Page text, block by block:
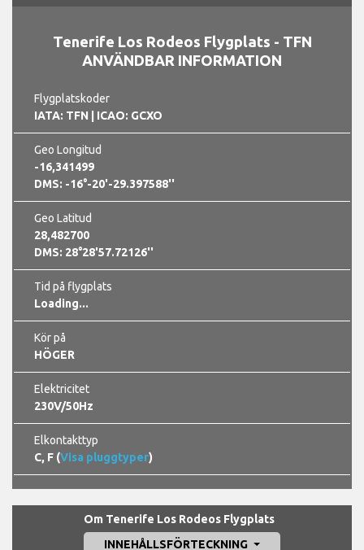
Tenerife Los Rodeos Flygplats - TFN
ANVÄNDBAR INFORMATION
Flygplatskoder
IATA: TFN
| ICAO: GCXO
Geo Longitud
-16,341499
DMS: -16°-20'-29.397588''
Geo Latitud
28,482700
DMS: 28°28'57.72126''
Tid på flygplats
Loading...
Kör på
HÖGER
Elektricitet
230V/50Hz
Elkontakttyp
C, F (Visa pluggtyper)
Om Tenerife Los Rodeos Flygplats
INNEHÅLLSFÖRTECKNING